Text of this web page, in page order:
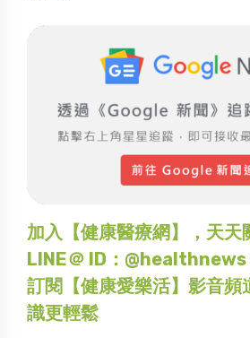
加入【健康醫療網】，天天
LINE＠ ID：@healthnews
訂閱【健康愛樂活】影音頻
識更輕鬆